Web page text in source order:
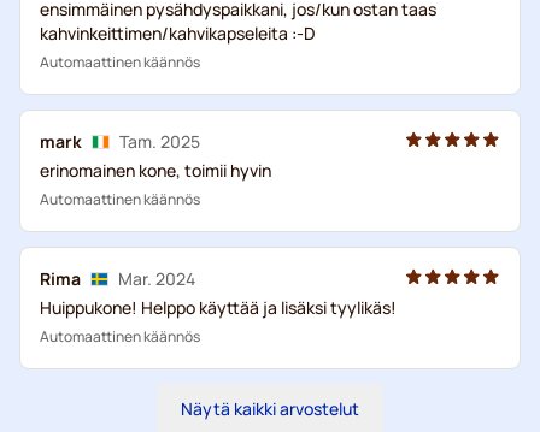
ensimmäinen pysähdyspaikkani, jos/kun ostan taas
kahvinkeittimen/kahvikapseleita :-D
Automaattinen käännös
mark
Tam. 2025
erinomainen kone, toimii hyvin
Automaattinen käännös
Rima
Mar. 2024
Huippukone! Helppo käyttää ja lisäksi tyylikäs!
Automaattinen käännös
Näytä kaikki arvostelut